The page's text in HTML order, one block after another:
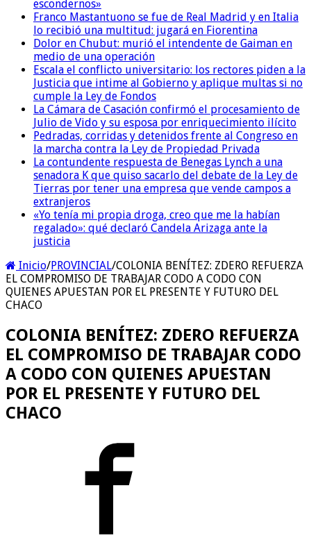
escondernos»
Franco Mastantuono se fue de Real Madrid y en Italia
lo recibió una multitud: jugará en Fiorentina
Dolor en Chubut: murió el intendente de Gaiman en
medio de una operación
Escala el conflicto universitario: los rectores piden a la
Justicia que intime al Gobierno y aplique multas si no
cumple la Ley de Fondos
La Cámara de Casación confirmó el procesamiento de
Julio de Vido y su esposa por enriquecimiento ilícito
Pedradas, corridas y detenidos frente al Congreso en
la marcha contra la Ley de Propiedad Privada
La contundente respuesta de Benegas Lynch a una
senadora K que quiso sacarlo del debate de la Ley de
Tierras por tener una empresa que vende campos a
extranjeros
«Yo tenía mi propia droga, creo que me la habían
regalado»: qué declaró Candela Arizaga ante la
justicia
Inicio/PROVINCIAL/COLONIA BENÍTEZ: ZDERO REFUERZA
EL COMPROMISO DE TRABAJAR CODO A CODO CON
QUIENES APUESTAN POR EL PRESENTE Y FUTURO DEL
CHACO
COLONIA BENÍTEZ: ZDERO REFUERZA
EL COMPROMISO DE TRABAJAR CODO
A CODO CON QUIENES APUESTAN
POR EL PRESENTE Y FUTURO DEL
CHACO